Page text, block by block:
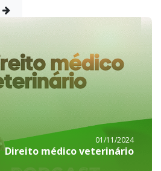
01/11/2024
Direito médico veterinário